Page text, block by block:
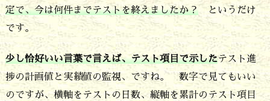
1.
テ
ト
の
定で、今は何件までテストを終えましたか？ というだけ
です。
少し恰好いい言葉で言えば、テスト項目で示したテスト進
捗の計画値と実績値の監視、ですね。 数字で見てもいい
のですが、横軸をテストの日数、縦軸を累計のテスト項目